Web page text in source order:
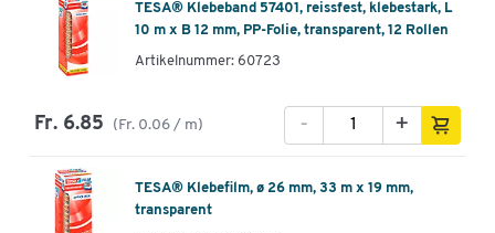
TESA® Klebeband 57401, reissfest, klebestark, L
10 m x B 12 mm, PP-Folie, transparent, 12 Rollen
Artikelnummer: 60723
Fr. 6.85 (Fr. 0.06 / m) +
-
TESA® Klebefilm, ø 26 mm, 33 m x 19 mm,
transparent